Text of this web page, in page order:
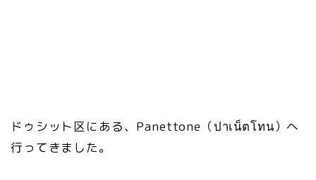
ドゥシット区にある、Panettone（ปาเน็ตโทน）へ
行ってきました。